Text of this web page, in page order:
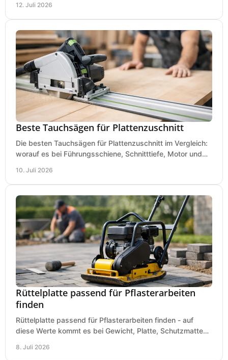
12. Juli 2026
Beste Tauchsägen für Plattenzuschnitt
Die besten Tauchsägen für Plattenzuschnitt im Vergleich:
worauf es bei Führungsschiene, Schnitttiefe, Motor und
10. Juli 2026
Rüttelplatte passend für Pflasterarbeiten
finden
Rüttelplatte passend für Pflasterarbeiten finden - auf
diese Werte kommt es bei Gewicht, Platte, Schutzmatte
8. Juli 2026